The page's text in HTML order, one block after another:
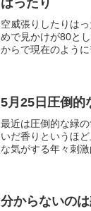
はったり
空威張りしたりは
めで見かけが80と
からで現在のよう
5月25日圧倒的
最近は圧倒的な緑
いだ香りというほ
な気がする年々刺
分からないの